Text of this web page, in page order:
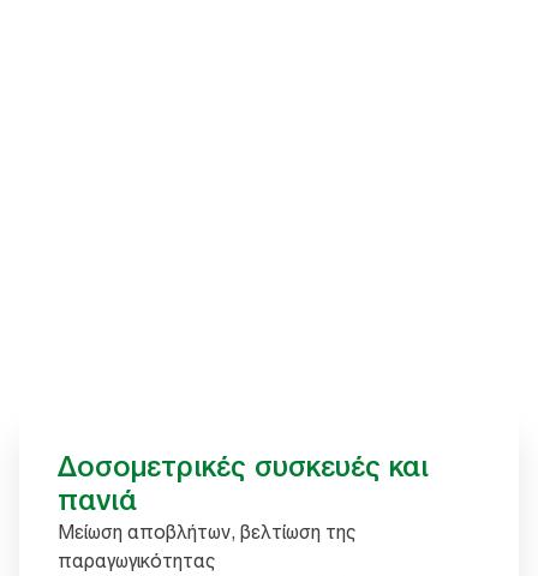
Δοσομετρικές συσκευές και
πανιά
Μείωση αποβλήτων, βελτίωση της
παραγωγικότητας